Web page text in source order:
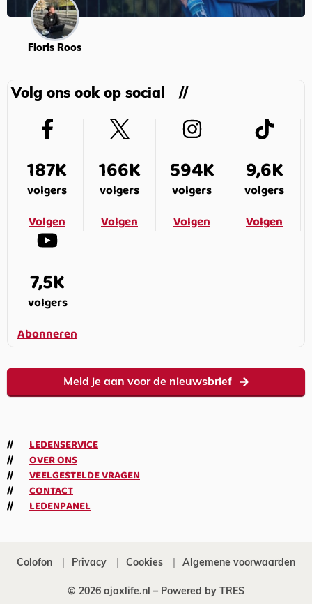
Floris Roos
Volg ons ook op social
187K
volgers
Volgen
166K
volgers
Volgen
594K
volgers
Volgen
9,6K
volgers
Volgen
7,5K
volgers
Abonneren
Meld je aan voor de nieuwsbrief
LEDENSERVICE
OVER ONS
VEELGESTELDE VRAGEN
CONTACT
LEDENPANEL
Colofon Privacy Cookies Algemene voorwaarden
© 2026 ajaxlife.nl – Powered by TRES